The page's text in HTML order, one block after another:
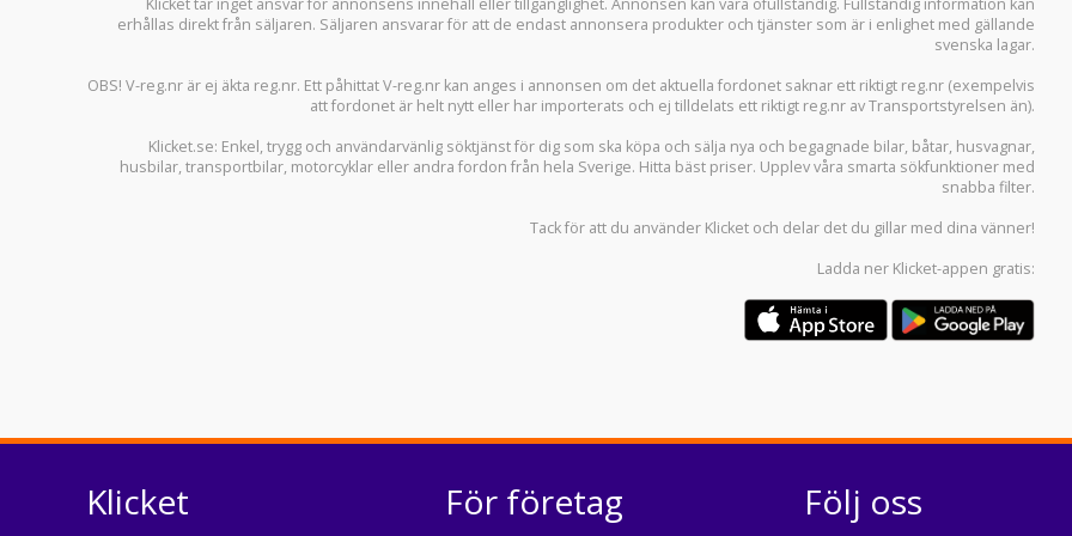
Klicket tar inget ansvar för annonsens innehåll eller tillgänglighet. Annonsen kan vara ofullständig. Fullständig information kan
erhållas direkt från säljaren. Säljaren ansvarar för att de endast annonsera produkter och tjänster som är i enlighet med gällande
svenska lagar.
OBS! V-reg.nr är ej äkta reg.nr. Ett påhittat V-reg.nr kan anges i annonsen om det aktuella fordonet saknar ett riktigt reg.nr (exempelvis
att fordonet är helt nytt eller har importerats och ej tilldelats ett riktigt reg.nr av Transportstyrelsen än).
Klicket.se: Enkel, trygg och användarvänlig söktjänst för dig som ska köpa och sälja nya och begagnade bilar, båtar, husvagnar,
husbilar,transportbilar, motorcyklar eller andra fordon från hela Sverige. Hitta bäst priser. Upplev våra smarta sökfunktioner med
snabba filter.
Tack för att du använder Klicket och delar det du gillar med dina vänner!
Ladda ner Klicket-appen gratis:
Klicket För företag Följ oss